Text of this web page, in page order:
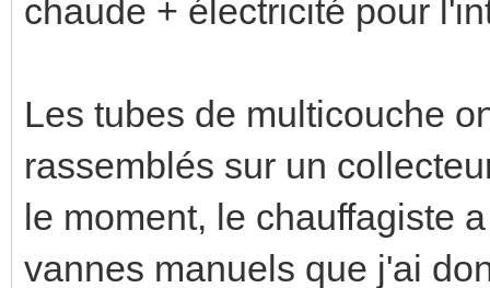
chaude + électricité pour
Les tubes de multicouche
rassemblés sur un
le moment, le chauffagiste
vannes manuels que j'ai